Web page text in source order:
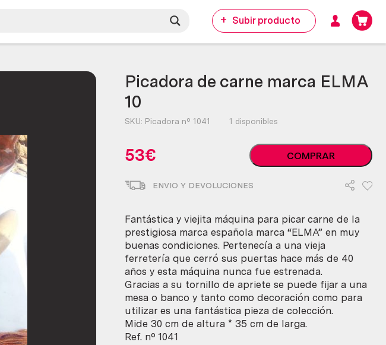
Subir producto
Picadora de carne marca ELMA
10
SKU: Picadora nº 1041 1 disponibles
53€
Picadora
de
marca
10
cantidad
COMPRAR
ENVIO Y DEVOLUCIONES
Fantástica y viejita máquina para picar carne de la
prestigiosa marca española marca “ELMA” en muy
buenas condiciones. Pertenecía a una vieja
ferretería que cerró sus puertas hace más de 40
años y esta máquina nunca fue estrenada.
Gracias a su tornillo de apriete se puede fijar a una
mesa o banco y tanto como decoración como para
utilizar es una fantástica pieza de colección.
Mide 30 cm de altura * 35 cm de larga.
Ref. nº 1041